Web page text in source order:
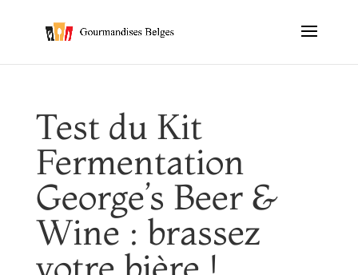
Test du Kit
Fermentation
George’s Beer &
Wine : brassez